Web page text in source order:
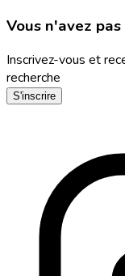
Vous n'avez
Inscrivez-vous et
recherche
S'inscrire